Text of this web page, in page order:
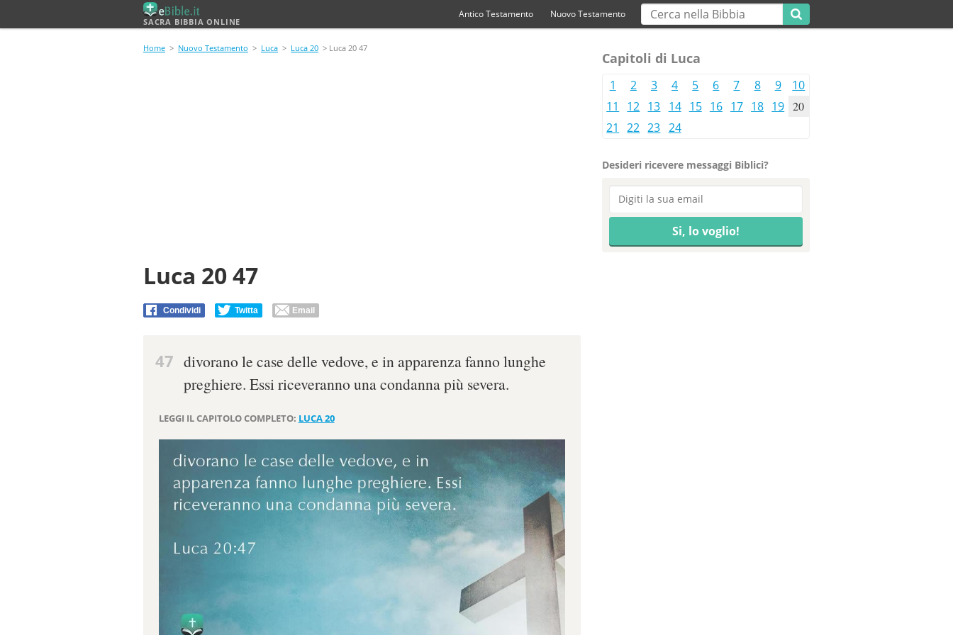
SACRA BIBBIA ONLINE
Antico Testamento Nuovo Testamento
Home > Nuovo Testamento > Luca > Luca 20 > Luca 20 47
Luca 20 47
Condividi Twitta Email
47 divorano le case delle vedove, e in apparenza fanno lunghe
preghiere. Essi riceveranno una condanna più severa.
LEGGI IL CAPITOLO COMPLETO: LUCA 20
Capitoli di Luca
1 2 3 4 5 6 7 8 9
10
11
12 13 14 15 16 17 18 19 20
21 22 23 24
Desideri ricevere messaggi Biblici?